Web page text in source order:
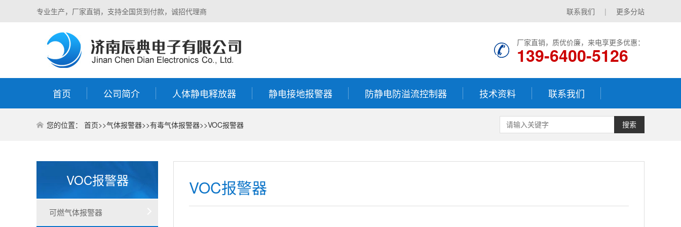
联系我们 | 更多分站
专业生产，厂家直销，支持全国货到付款，诚招代理商
厂家直销，质优价廉，来电享更多优惠：
139-6400-5126
首页 公司简介 人体静电释放器 静电接地报警器 防静电防溢流控制器 技术资料 联系我们
搜索
您的位置： 首页>>气体报警器>>有毒气体报警器>>VOC报警器
VOC报警器
可燃气体报警器
VOC报警器